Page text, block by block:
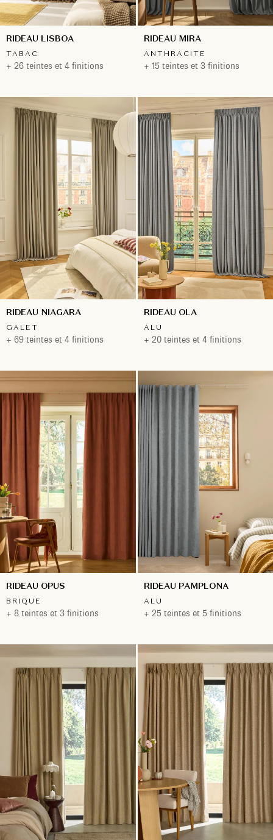
RIDEAU LISBOA
TABAC
+ 26 teintes et 4 finitions
RIDEAU MIRA
ANTHRACITE
+ 15 teintes et 3 finitions
RIDEAU NIAGARA
GALET
+ 69 teintes et 4 finitions
RIDEAU OLA
ALU
+ 20 teintes et 4 finitions
RIDEAU OPUS
BRIQUE
+ 8 teintes et 3 finitions
RIDEAU PAMPLONA
ALU
+ 25 teintes et 5 finitions